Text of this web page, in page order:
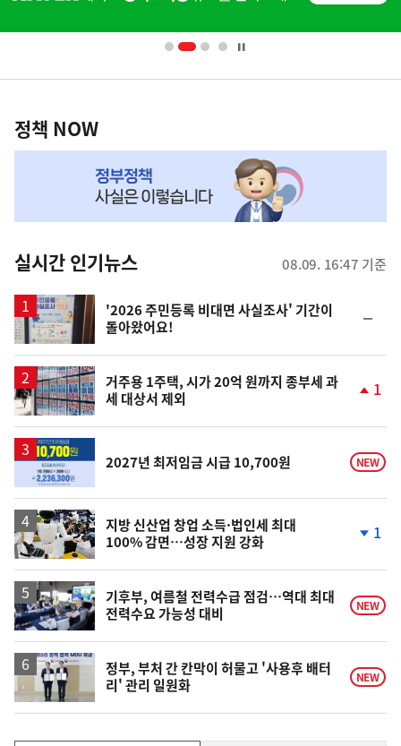
영
책
NOW,
뉴
스
정책 NOW
실시간 인기뉴스 08.09. 16:47 기준
'2026 주민등록 비대면 사실조사' 기간이
돌아왔어요!
일
거주용 1주택, 시가 20억 원까지 종부세 과
세 대상서 제외
상
승
1
2027년 최저임금 시급 10,700원 NEW
지방 신산업 창업 소득·법인세 최대
100% 감면…성장 지원 강화
하
락
1
기후부, 여름철 전력수급 점검…역대 최대
전력수요 가능성 대비
NEW
정부, 부처 간 칸막이 허물고 '사용후 배터
리' 관리 일원화
NEW